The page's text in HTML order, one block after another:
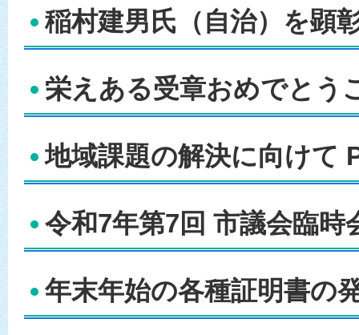
稲村建男氏（自治）を顕
栄えある受章おめでとう
地域課題の解決に向けて
令和7年第7回 市議会臨時
年末年始の各種証明書の